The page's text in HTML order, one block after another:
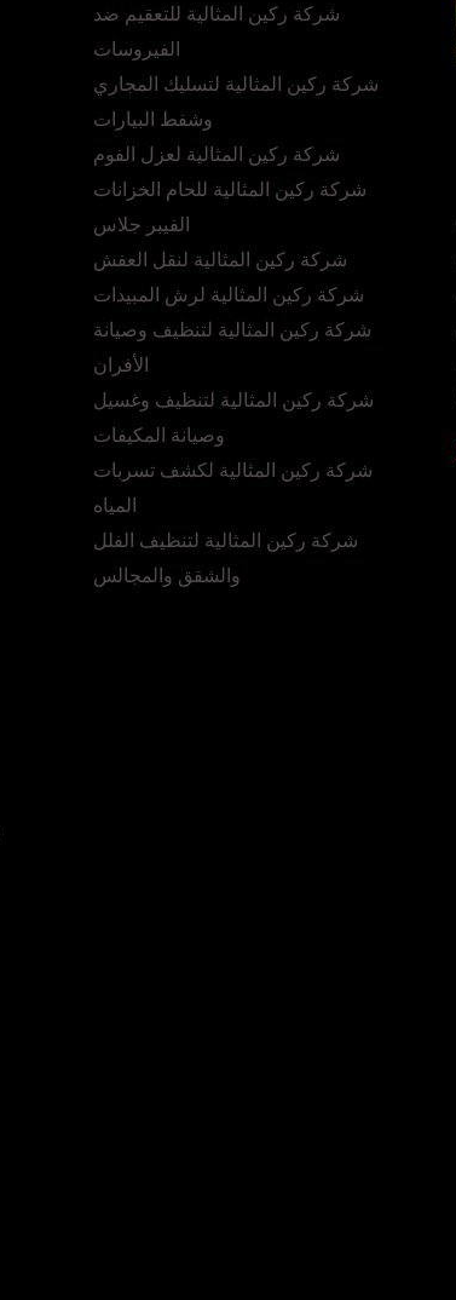
شركة ركين المثالية للتعقيم ضد
الفيروسات
شركة ركين المثالية لتسليك المجاري
وشفط البيارات
شركة ركين المثالية لعزل الفوم
شركة ركين المثالية للحام الخزانات
الفيبر جلاس
شركة ركين المثالية لنقل العفش
شركة ركين المثالية لرش المبيدات
شركة ركين المثالية لتنظيف وصيانة
الأفران
شركة ركين المثالية لتنظيف وغسيل
وصيانة المكيفات
شركة ركين المثالية لكشف تسربات
المياه
شركة ركين المثالية لتنظيف الفلل
والشقق والمجالس